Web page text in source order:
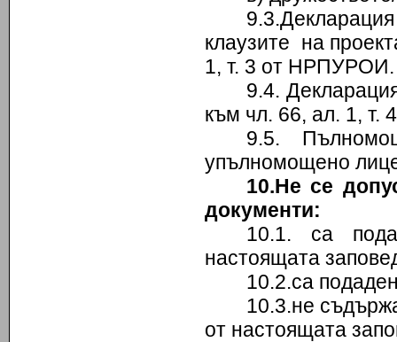
клаузите на
1, т. 3 от НРПУРОИ.
9.4.
към чл. 66, ал. 1,
9.5.
упълномощено
10.Не се
документи:
10.1. са
настоящата
10.2.са
10.3.не
от настоящата